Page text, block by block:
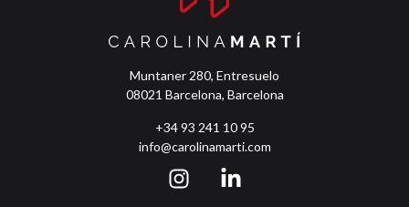
Muntaner 280, Entresuelo
08021 Barcelona, Barcelona
+34 93 241 10 95
info@carolinamarti.com